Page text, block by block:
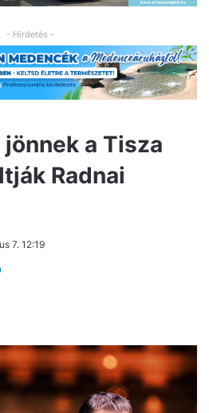
- Hirdetés -
a Tisza
Radnai
7. 12:19